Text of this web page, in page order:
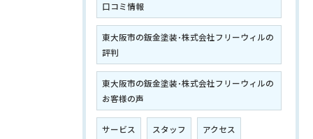
口コミ情報
東大阪市の鈑金塗装･株式会社フリーウィルの
評判
東大阪市の鈑金塗装･株式会社フリーウィルの
お客様の声
サービス スタッフ アクセス